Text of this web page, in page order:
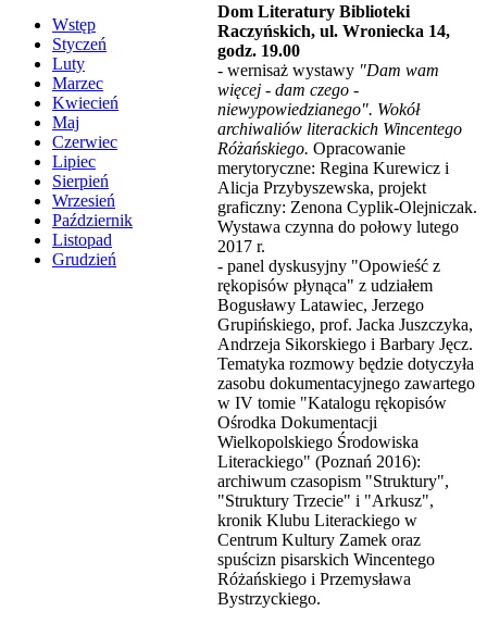
Wstęp
Styczeń
Luty
Marzec
Kwiecień
Maj
Czerwiec
Lipiec
Sierpień
Wrzesień
Październik
Listopad
Grudzień
Dom Literatury Biblioteki
Raczyńskich, ul. Wroniecka 14,
godz. 19.00
- wernisaż wystawy "Dam wam
więcej - dam czego -
niewypowiedzianego". Wokół
archiwaliów literackich Wincentego
Różańskiego. Opracowanie
merytoryczne: Regina Kurewicz i
Alicja Przybyszewska, projekt
graficzny: Zenona Cyplik-Olejniczak.
Wystawa czynna do połowy lutego
2017 r.
- panel dyskusyjny "Opowieść z
rękopisów płynąca" z udziałem
Bogusławy Latawiec, Jerzego
Grupińskiego, prof. Jacka Juszczyka,
Andrzeja Sikorskiego i Barbary Jęcz.
Tematyka rozmowy będzie dotyczyła
zasobu dokumentacyjnego zawartego
w IV tomie "Katalogu rękopisów
Ośrodka Dokumentacji
Wielkopolskiego Środowiska
Literackiego" (Poznań 2016):
archiwum czasopism "Struktury",
"Struktury Trzecie" i "Arkusz",
kronik Klubu Literackiego w
Centrum Kultury Zamek oraz
spuścizn pisarskich Wincentego
Różańskiego i Przemysława
Bystrzyckiego.